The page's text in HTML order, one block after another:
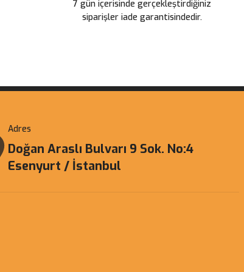
7 gün içerisinde gerçekleştirdiğiniz
siparişler iade garantisindedir.
Adres
Doğan Araslı Bulvarı 9 Sok. No:4
Esenyurt / İstanbul